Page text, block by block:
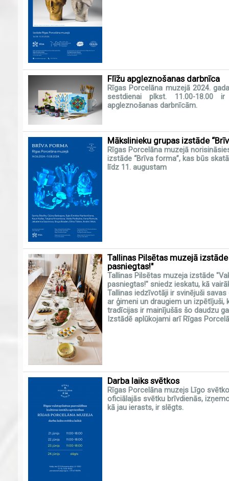
Flīžu apgleznošanas darbnīca
Rīgas Porcelāna muzejā 2024.
sestdienai plkst. 11.00-18.00
apgleznošanas darbnīcām.
Mākslinieku grupas izstāde
Rīgas Porcelāna muzejā
izstāde “Brīva forma”, kas būs
līdz 11. augustam
Tallinas Pilsētas muzejā
pasniegtas!"
Tallinas Pilsētas muzeja izstāde
pasniegtas!" sniedz ieskatu, kā
Tallinas iedzīvotāji ir svinējuši
ar ģimeni un draugiem un izpētījuši,
tradīcijas ir mainījušās šo daudzu
Izstādē aplūkojami arī Rīgas
Darba laiks svētkos
Rīgas Porcelāna muzejs Līgo
oficiālajās svētku brīvdienās,
kā jau ierasts, ir slēgts.